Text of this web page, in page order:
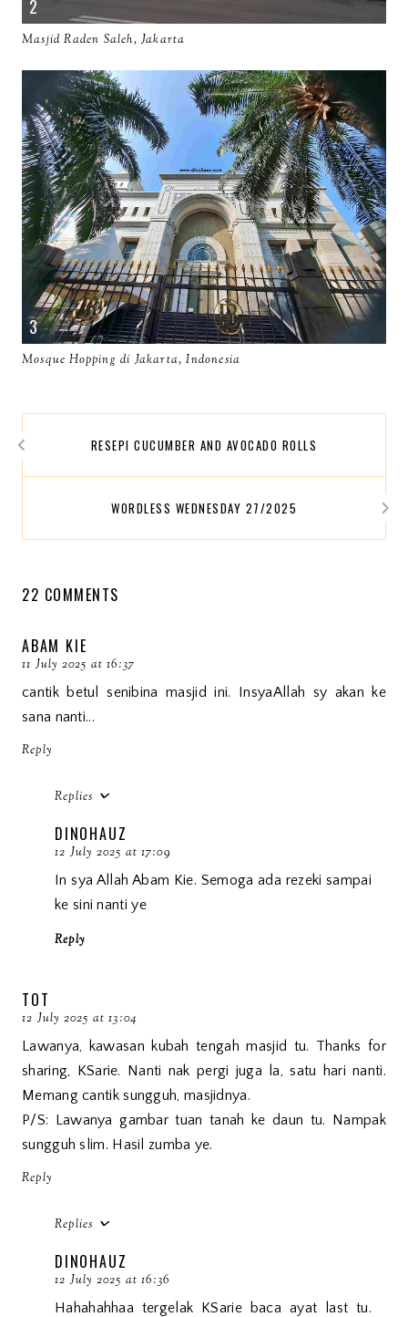
Masjid Raden Saleh, Jakarta
Mosque Hopping di Jakarta, Indonesia
RESEPI CUCUMBER AND AVOCADO ROLLS
WORDLESS WEDNESDAY 27/2025
22 COMMENTS
ABAM KIE
11 July 2025 at 16:37
cantik betul senibina masjid ini. InsyaAllah sy akan ke
sana nanti...
Reply
Replies
DINOHAUZ
12 July 2025 at 17:09
In sya Allah Abam Kie. Semoga ada rezeki sampai
ke sini nanti ye
Reply
TOT
12 July 2025 at 13:04
Lawanya, kawasan kubah tengah masjid tu. Thanks for
sharing, KSarie. Nanti nak pergi juga la, satu hari nanti.
Memang cantik sungguh, masjidnya.
P/S: Lawanya gambar tuan tanah ke daun tu. Nampak
sungguh slim. Hasil zumba ye.
Reply
Replies
DINOHAUZ
12 July 2025 at 16:36
Hahahahhaa tergelak KSarie baca ayat last tu.